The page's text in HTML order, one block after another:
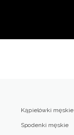
Kąpielówki męskie
Spodenki męskie